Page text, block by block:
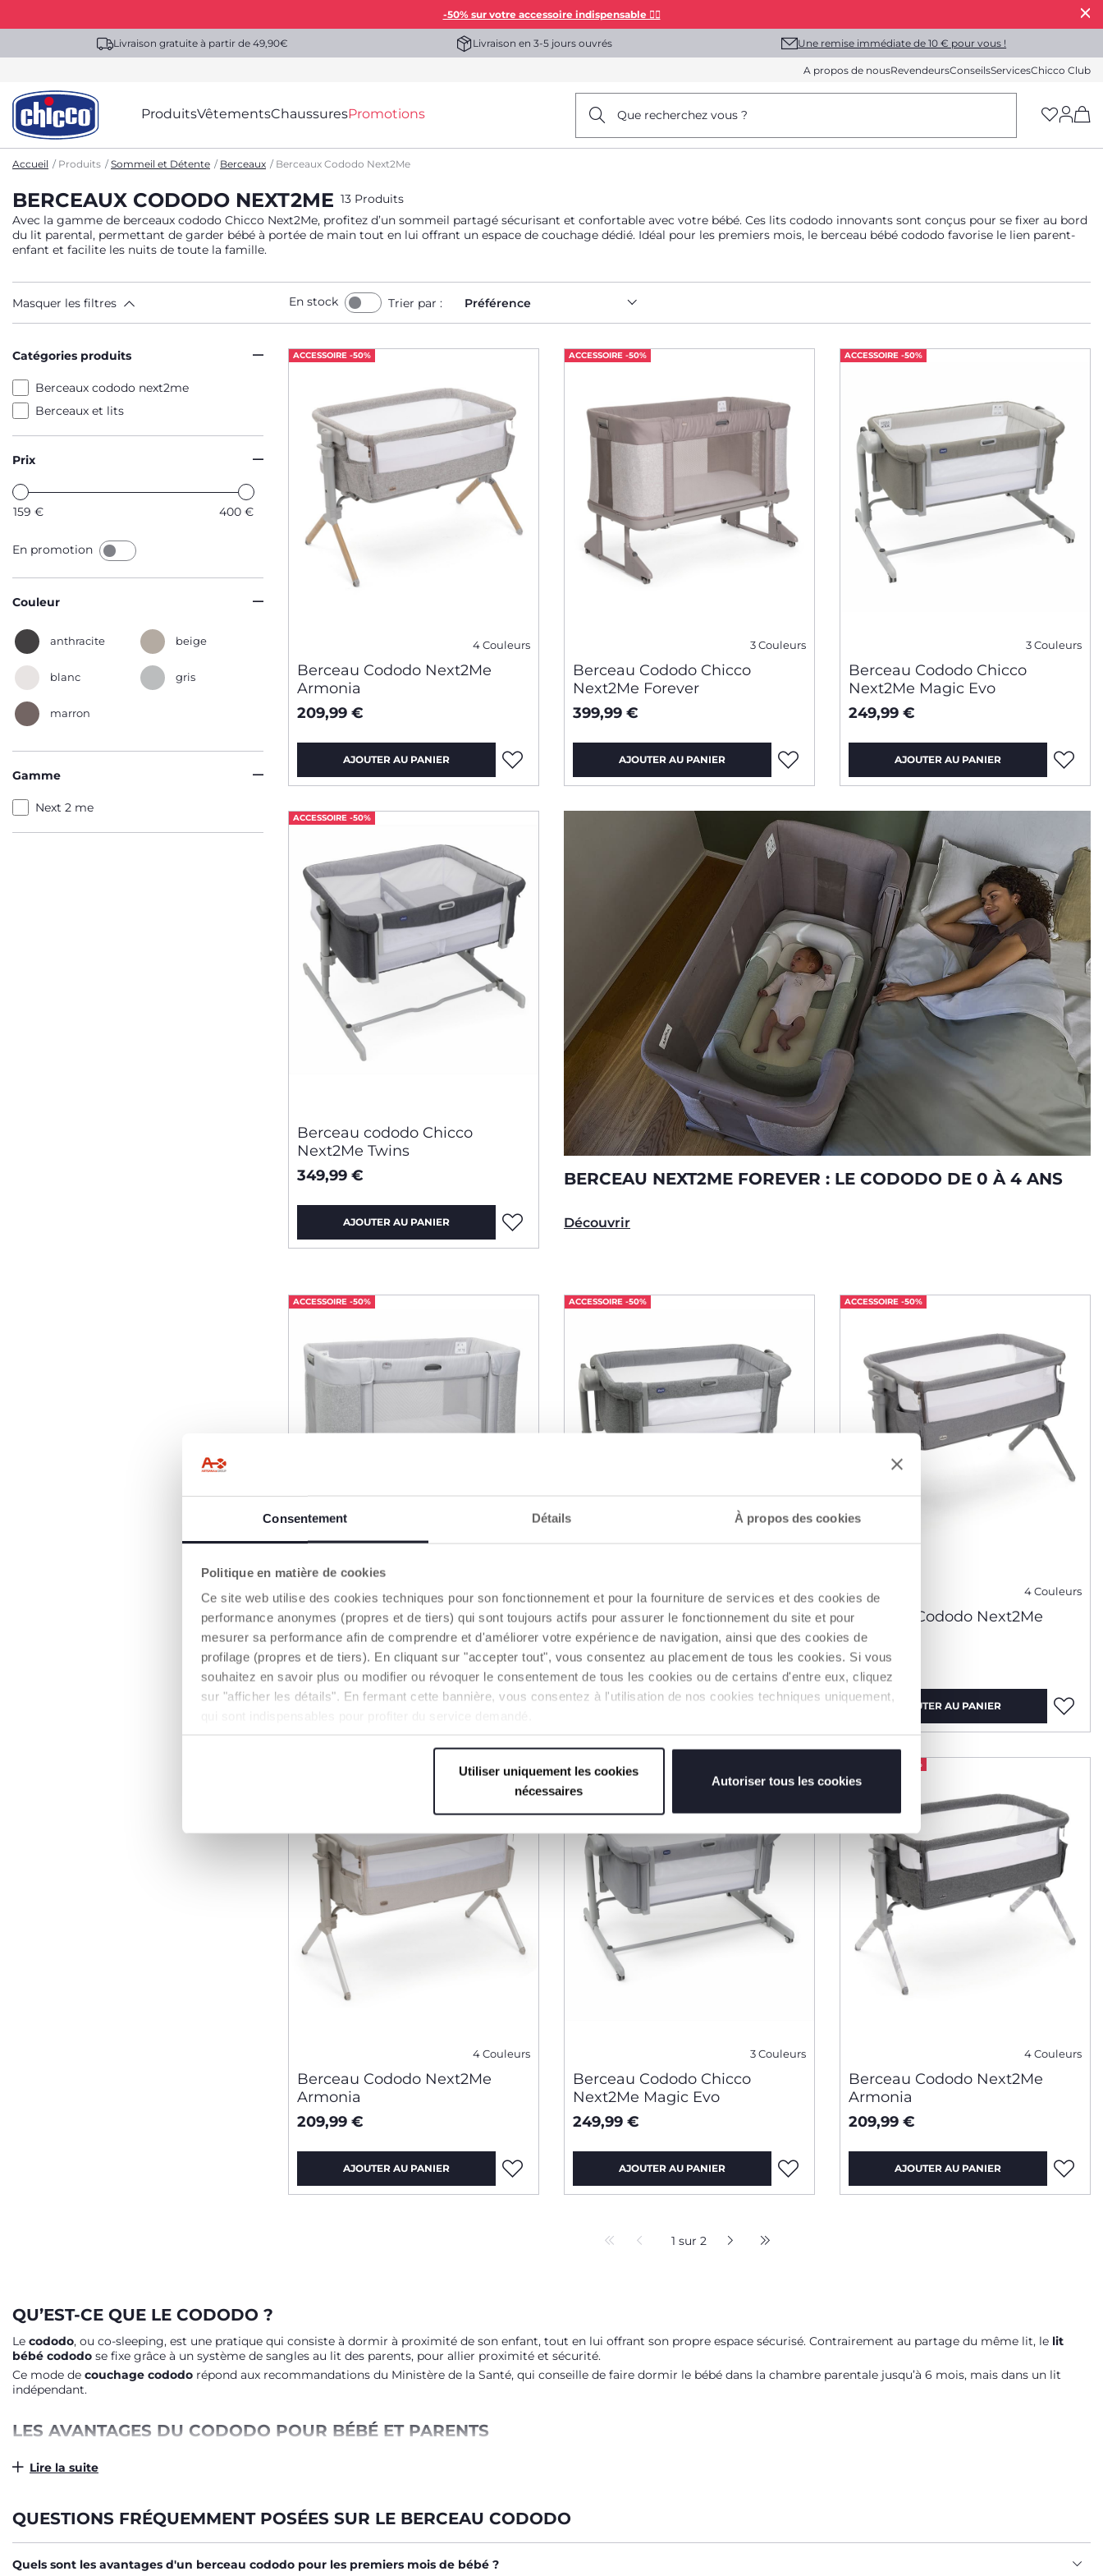
Consentement Détails À propos des cookies
Politique en matière de cookies
Ce site web utilise des cookies techniques pour son fonctionnement et pour la fourniture de services et des cookies de
performance anonymes (propres et de tiers) qui sont toujours actifs pour assurer le fonctionnement du site et pour
mesurer sa performance afin de comprendre et d'améliorer votre expérience de navigation, ainsi que des cookies de
profilage (propres et de tiers). En cliquant sur "accepter tout", vous consentez au placement de tous les cookies. Si vous
souhaitez en savoir plus ou modifier ou révoquer le consentement de tous les cookies ou de certains d'entre eux, cliquez
sur "afficher les détails". En fermant cette bannière, vous consentez à l'utilisation de nos cookies techniques uniquement,
Utiliser uniquement les cookies
nécessaires
Autoriser tous les cookies
-50% sur votre accessoire indispensable 👯‍♀️
Livraison gratuite à partir de 49,90€ Livraison en 3-5 jours ouvrés Une remise immédiate de 10 € pour vous !
A propos de nousRevendeursConseilsServicesChicco Club
ProduitsVêtementsChaussuresPromotions Que recherchez vous ?
Accueil Produits Sommeil et Détente Berceaux Berceaux Cododo Next2Me
BERCEAUX CODODO NEXT2ME 13 Produits
Avec la gamme de berceaux cododo Chicco Next2Me, profitez d’un sommeil partagé sécurisant et confortable avec votre bébé. Ces lits cododo innovants sont conçus pour se fixer au bord
du lit parental, permettant de garder bébé à portée de main tout en lui offrant un espace de couchage dédié. Idéal pour les premiers mois, le berceau bébé cododo favorise le lien parent-
enfant et facilite les nuits de toute la famille.
Masquer les filtres En stock Trier par : Préférence
Catégories produits
Berceaux cododo next2me
Berceaux et lits
Prix
159 € 400 €
En promotion
Couleur
anthracite beige
blanc gris
marron
Gamme
Next 2 me
ACCESSOIRE -50%
4 Couleurs
Berceau Cododo Next2Me
Armonia
209,99 €
AJOUTER AU PANIER
ACCESSOIRE -50%
3 Couleurs
Berceau Cododo Chicco
Next2Me Forever
399,99 €
AJOUTER AU PANIER
ACCESSOIRE -50%
3 Couleurs
Berceau Cododo Chicco
Next2Me Magic Evo
249,99 €
AJOUTER AU PANIER
ACCESSOIRE -50%
Berceau cododo Chicco
Next2Me Twins
349,99 €
AJOUTER AU PANIER
BERCEAU NEXT2ME FOREVER : LE CODODO DE 0 À 4 ANS
Découvrir
ACCESSOIRE -50%
3 Couleurs
Berceau Cododo Chicco
Next2Me Forever
399,99 €
ACCESSOIRE -50%
3 Couleurs
Berceau Cododo Chicco
Next2Me Magic Evo
249,99 €
ACCESSOIRE -50%
4 Couleurs
Berceau Cododo Next2Me
Armonia
209,99 €
AJOUTER AU PANIER
4 Couleurs
Berceau Cododo Next2Me
Armonia
209,99 €
AJOUTER AU PANIER
ACCESSOIRE -50%
3 Couleurs
Berceau Cododo Chicco
Next2Me Magic Evo
249,99 €
AJOUTER AU PANIER
ACCESSOIRE -50%
4 Couleurs
Berceau Cododo Next2Me
Armonia
209,99 €
AJOUTER AU PANIER
1 sur 2
QU’EST-CE QUE LE CODODO ?
Le cododo, ou co-sleeping, est une pratique qui consiste à dormir à proximité de son enfant, tout en lui offrant son propre espace sécurisé. Contrairement au partage du même lit, le lit
bébé cododo se fixe grâce à un système de sangles au lit des parents, pour allier proximité et sécurité.
Ce mode de couchage cododo répond aux recommandations du Ministère de la Santé, qui conseille de faire dormir le bébé dans la chambre parentale jusqu’à 6 mois, mais dans un lit
indépendant.
LES AVANTAGES DU CODODO POUR BÉBÉ ET PARENTS
Proximité rassurante
Confort personnalisé: hauteur réglable, inclinaison du matelas pour soulager les reflux ou faciliter la respiration.
Lecouchage cododoest ainsi un compromis idéal entre tendresse, surveillance et sécurité.
Lire la suite
QUESTIONS FRÉQUEMMENT POSÉES SUR LE BERCEAU CODODO
Quels sont les avantages d'un berceau cododo pour les premiers mois de bébé ?